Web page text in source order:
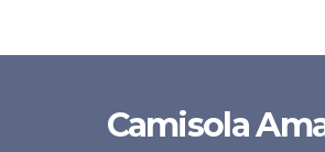
Camisola